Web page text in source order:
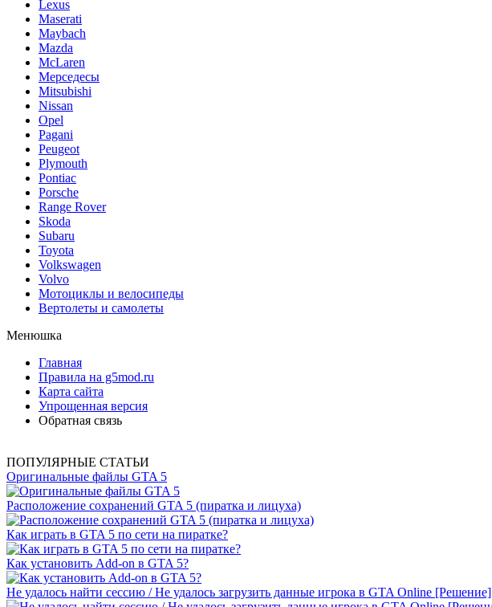
Lexus
Maserati
Maybach
Mazda
McLaren
Мерседесы
Mitsubishi
Nissan
Opel
Pagani
Peugeot
Plymouth
Pontiac
Porsche
Range Rover
Skoda
Subaru
Toyota
Volkswagen
Volvo
Мотоциклы и велосипеды
Вертолеты и самолеты
Менюшка
Главная
Правила на g5mod.ru
Карта сайта
Упрощенная версия
Обратная связь
ПОПУЛЯРНЫЕ СТАТЬИ
Оригинальные файлы GTA 5
Расположение сохранений GTA 5 (пиратка и лицуха)
Как играть в GTA 5 по сети на пиратке?
Как установить Add-on в GTA 5?
Не удалось найти сессию / Не удалось загрузить данные игрока в GTA Online [Решение]